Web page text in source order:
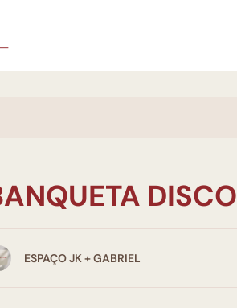
DISCO
ESPAÇO JK + GABRIEL